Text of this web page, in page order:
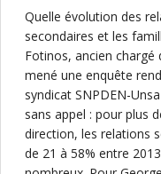
Quelle évolution des
secondaires et les
Fotinos, ancien chargé
mené une enquête
syndicat SNPDEN-
sans appel : pour plus
direction, les relations
de 21 à 58% entre